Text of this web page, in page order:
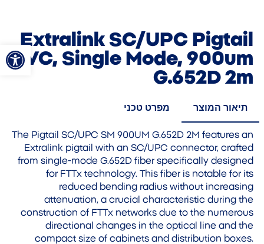
פתחExtralink SC/UPC Pigtail
PVC, Single Mode, 900um
G.652D 2m
תיאור המוצר מפרט טכני
The Pigtail SC/UPC SM 900UM G.652D 2M features an
Extralink pigtail with an SC/UPC connector, crafted
from single-mode G.652D fiber specifically designed
for FTTx technology. This fiber is notable for its
reduced bending radius without increasing
attenuation, a crucial characteristic during the
construction of FTTx networks due to the numerous
directional changes in the optical line and the
compact size of cabinets and distribution boxes.